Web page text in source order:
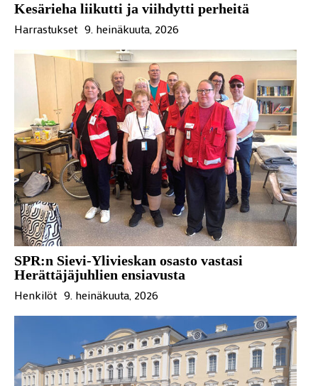
Kesärieha liikutti ja viihdytti perheitä
Harrastukset 9. heinäkuuta, 2026
SPR:n Sievi-Ylivieskan osasto vastasi
Herättäjäjuhlien ensiavusta
Henkilöt 9. heinäkuuta, 2026